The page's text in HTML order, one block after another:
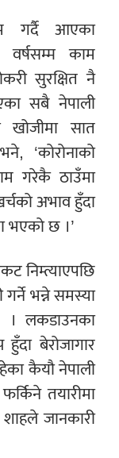
गर्दै आएका
काम
सुरक्षित नै
सबै नेपाली
सात
‘कोरोनाको
गरेकै ठाउँमा
अभाव हुँदा
भएको छ ।’
निम्त्याएपछि
भन्ने समस्या
लकडाउनका
बेरोजागार
कैयौ नेपाली
तयारीमा
जानकारी